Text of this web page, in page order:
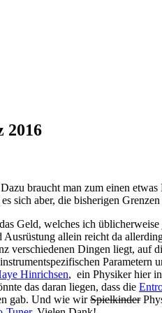
2016
braucht man zum einen
sich aber, die bisherigen
Geld, welches ich
Ausrüstung allein reicht da
verschiedenen Dingen liegt,
Parametern
Hinrichsen, ein Physiker hier
das daran liegen, dass die
gab. Und wie wirSpielkinder